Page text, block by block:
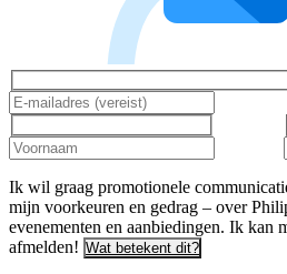
Ik wil graag promotionele
mijn voorkeuren en gedrag – over
evenementen en aanbiedingen. Ik kan
afmelden! Wat betekent dit?